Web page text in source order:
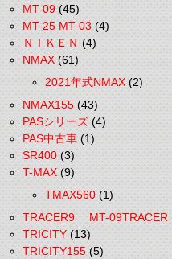
MT-09(45)
MT-25 MT-03(4)
ＮＩＫＥＮ(4)
NMAX(61)
2021年式NMAX(2)
NMAX155(43)
PASシリーズ(4)
PAS中古車(1)
SR400(3)
T-MAX(9)
TMAX560(1)
TRACER9 MT-09TRACER
TRICITY(13)
TRICITY155(5)